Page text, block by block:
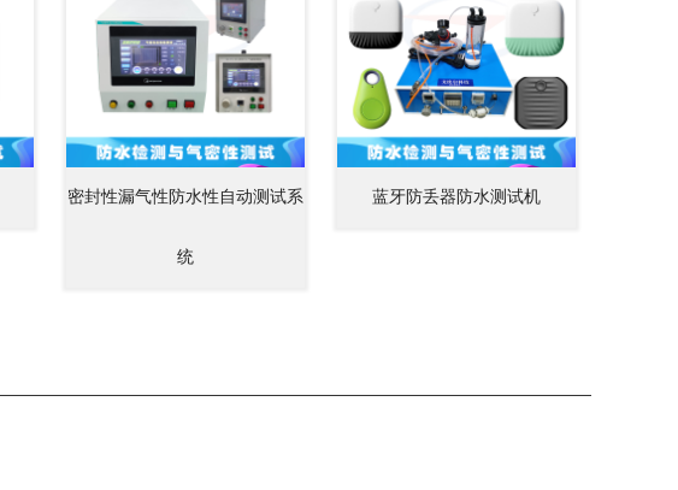
密封性漏气性防水性自动测试系
统
蓝牙防丢器防水测试机